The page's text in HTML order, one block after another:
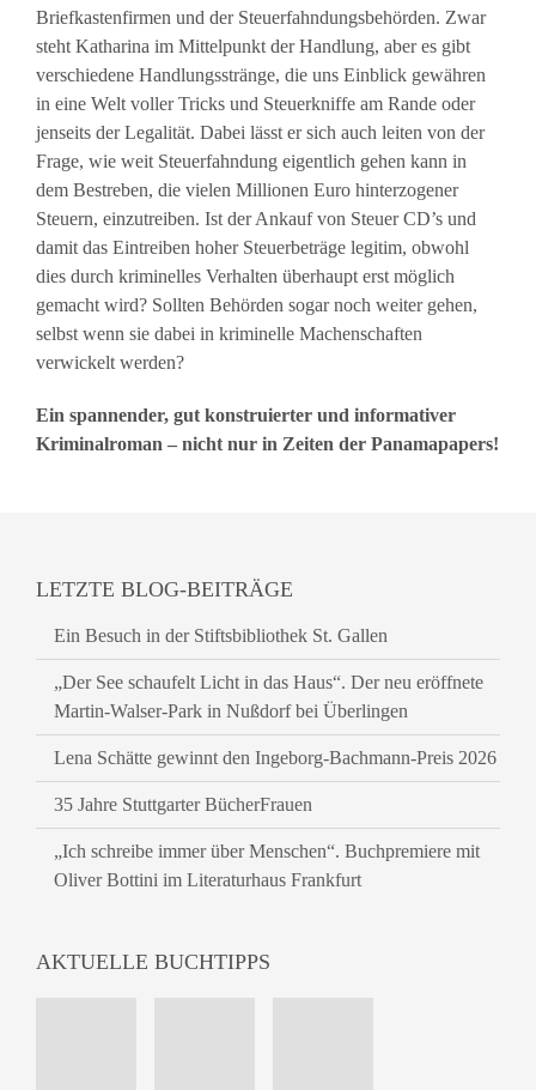
Briefkastenfirmen und der Steuerfahndungsbehörden. Zwar
steht Katharina im Mittelpunkt der Handlung, aber es gibt
verschiedene Handlungsstränge, die uns Einblick gewähren
in eine Welt voller Tricks und Steuerkniffe am Rande oder
jenseits der Legalität. Dabei lässt er sich auch leiten von der
Frage, wie weit Steuerfahndung eigentlich gehen kann in
dem Bestreben, die vielen Millionen Euro hinterzogener
Steuern, einzutreiben. Ist der Ankauf von Steuer CD’s und
damit das Eintreiben hoher Steuerbeträge legitim, obwohl
dies durch kriminelles Verhalten überhaupt erst möglich
gemacht wird? Sollten Behörden sogar noch weiter gehen,
selbst wenn sie dabei in kriminelle Machenschaften
verwickelt werden?
Ein spannender, gut konstruierter und informativer
Kriminalroman – nicht nur in Zeiten der Panamapapers!
LETZTE BLOG-BEITRÄGE
Ein Besuch in der Stiftsbibliothek St. Gallen
„Der See schaufelt Licht in das Haus“. Der neu eröffnete
Martin-Walser-Park in Nußdorf bei Überlingen
Lena Schätte gewinnt den Ingeborg-Bachmann-Preis 2026
35 Jahre Stuttgarter BücherFrauen
„Ich schreibe immer über Menschen“. Buchpremiere mit
Oliver Bottini im Literaturhaus Frankfurt
AKTUELLE BUCHTIPPS